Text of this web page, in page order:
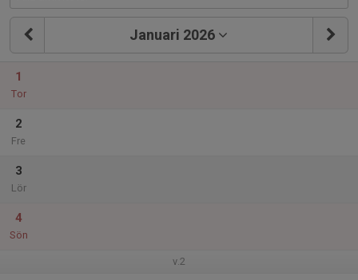
Januari 2026
1
Tor
2
Fre
3
Lör
4
Sön
v.2